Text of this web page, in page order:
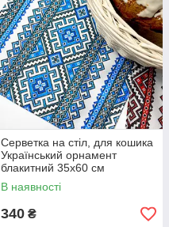
Серветка на стіл, для кошика
Український орнамент
блакитний 35x60 см
(SLF_22U007)
В наявності
340 ₴